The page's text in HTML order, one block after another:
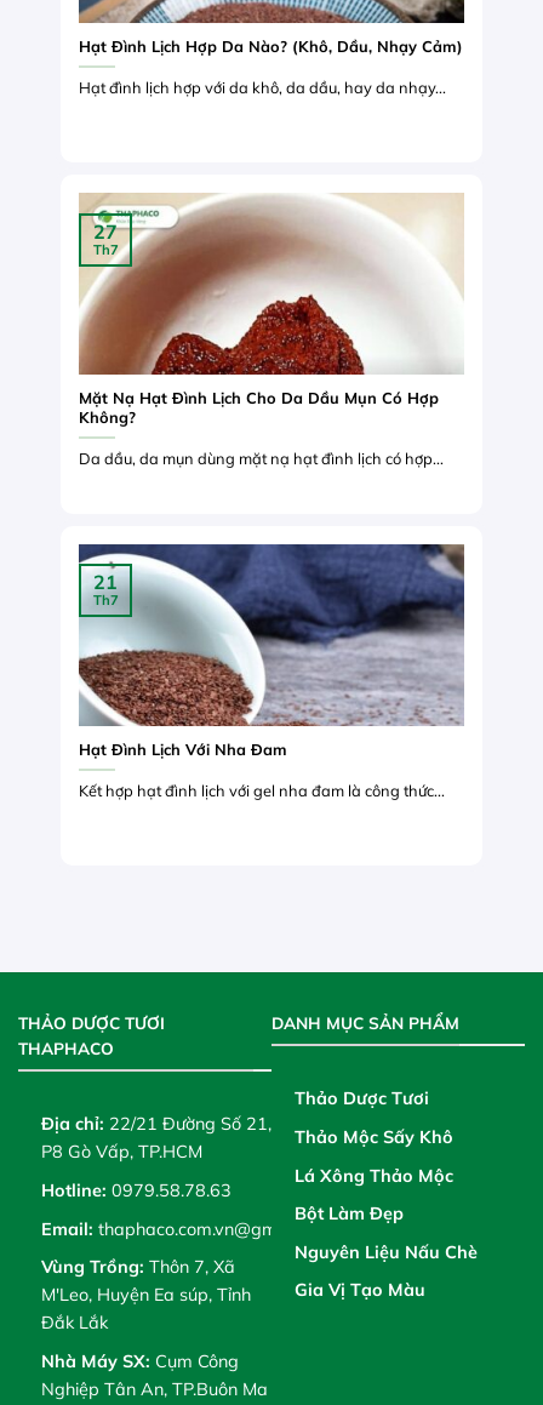
Hạt Đình Lịch Hợp Da Nào? (Khô, Dầu, Nhạy Cảm)
Hạt đình lịch hợp với da khô, da dầu, hay da nhạy...
Mặt Nạ Hạt Đình Lịch Cho Da Dầu Mụn Có Hợp
Không?
Da dầu, da mụn dùng mặt nạ hạt đình lịch có hợp...
27
Th7
Hạt Đình Lịch Với Nha Đam
Kết hợp hạt đình lịch với gel nha đam là công thức...
21
Th7
THẢO DƯỢC TƯƠI
THAPHACO
Địa chỉ: 22/21 Đường Số 21,
P8 Gò Vấp, TP.HCM
Hotline: 0979.58.78.63
Email: thaphaco.com.vn@gmail.com
Vùng Trồng: Thôn 7, Xã
M'Leo, Huyện Ea súp, Tỉnh
Đắk Lắk
Nhà Máy SX: Cụm Công
Nghiệp Tân An, TP.Buôn Ma
DANH MỤC SẢN PHẨM
Thảo Dược Tươi
Thảo Mộc Sấy Khô
Lá Xông Thảo Mộc
Bột Làm Đẹp
Nguyên Liệu Nấu Chè
Gia Vị Tạo Màu